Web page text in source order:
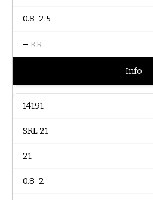
0.8-2.5
– KR
Info
14191
SRL 21
21
0.8-2